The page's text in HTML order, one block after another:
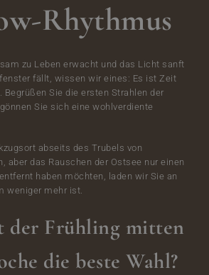
Rhythmus
zu Leben erwacht und das Licht sanft
fällt, wissen wir eines: Es ist Zeit
Begrüßen Sie die ersten Strahlen der
Sie sich eine wohlverdiente
abseits des Trubels von
aber das Rauschen der Ostsee nur einen
haben möchten, laden wir Sie an
weniger mehr ist.
der Frühling mitten
die beste Wahl?